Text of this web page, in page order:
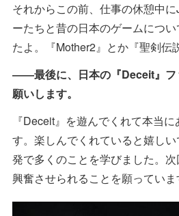
それからこの前、仕事の休憩中
ーたちと昔の日本のゲームにつ
たよ。『Mother2』とか『聖剣伝
――最後に、日本の『Deceit』フ
願いします。
『Deceit』を遊んでくれて本当
す。楽しんでくれていると嬉し
発で多くのことを学びました。
興奮させられることを願っていま